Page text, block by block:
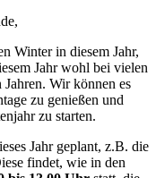
Winter in diesem Jahr,
Jahr wohl bei vielen
Wir können es
zu genießen und
zu starten.
Jahr geplant, z.B. die
findet, wie in den